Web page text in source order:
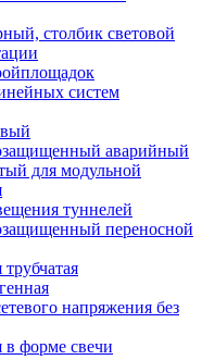
столбик световой
систем
аварийный
для модульной
туннелей
переносной
напряжения без
в форме свечи